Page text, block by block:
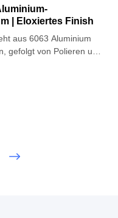
| Eloxiertes Finish
aus 6063 Aluminium
gefolgt von Polieren und
eine ausgezeichnete